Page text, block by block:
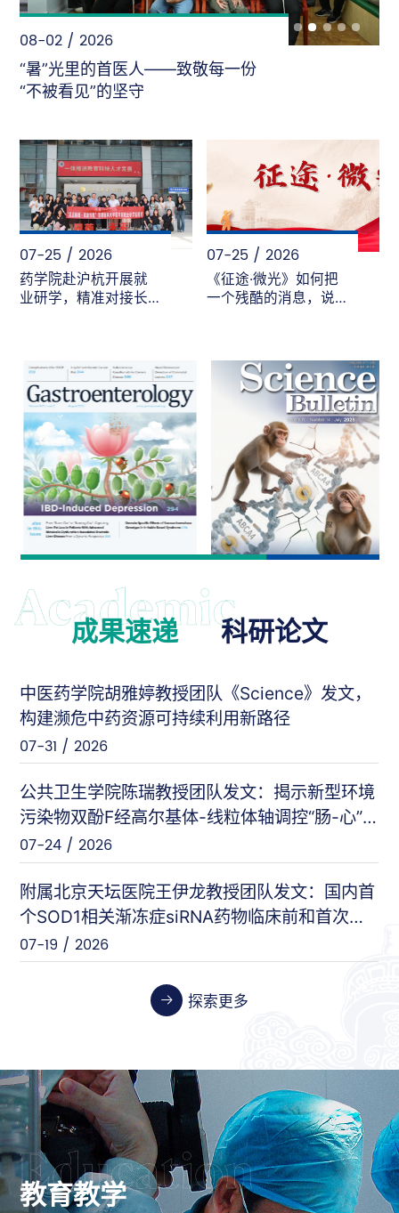
08-02 / 2026
“暑”光里的首医人——致敬每一份
“不被看见”的坚守
07-25 / 2026
药学院赴沪杭开展就
业研学，精准对接长
07-25 / 2026
《征途·微光》如何把
一个残酷的消息，说
成果速递 科研论文
中医药学院胡雅婷教授团队《Science》发文，
构建濒危中药资源可持续利用新路径
07-31 / 2026
公共卫生学院陈瑞教授团队发文：揭示新型环境
污染物双酚F经高尔基体-线粒体轴调控“肠-心”
对话的新机制
07-24 / 2026
附属北京天坛医院王伊龙教授团队发文：国内首
个SOD1相关渐冻症siRNA药物临床前和首次人
体临床数据
07-19 / 2026
曲显俊等（基础医学院） PNAS
07-28 / 2026
07-17 / 2026
王刚等（安定医院） Cell Host & Microbe
07-10 / 2026
张伟等（天坛医院）
探索更多
教育教学